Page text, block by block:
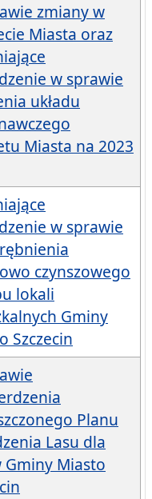
zmiany w
Miasta oraz
w sprawie
układu
Miasta na 2023
w sprawie
czynszowego
lokali
Gminy
Szczecin
Planu
Lasu dla
Gminy Miasto